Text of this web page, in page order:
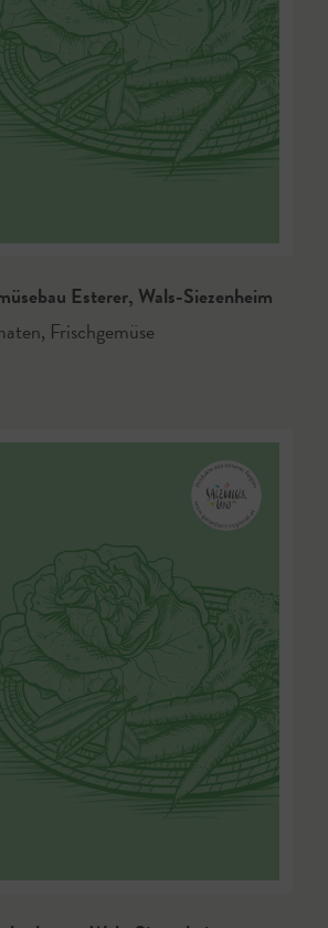
Esterer, Wals-Siezenheim
, Frischgemüse